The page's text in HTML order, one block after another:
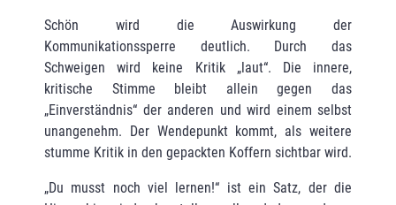
Schön wird die Auswirkung der
Kommunikationssperre deutlich. Durch das
Schweigen wird keine Kritik „laut“. Die innere,
kritische Stimme bleibt allein gegen das
„Einverständnis“ der anderen und wird einem selbst
unangenehm. Der Wendepunkt kommt, als weitere
stumme Kritik in den gepackten Koffern sichtbar wird.
„Du musst noch viel lernen!“ ist ein Satz, der die